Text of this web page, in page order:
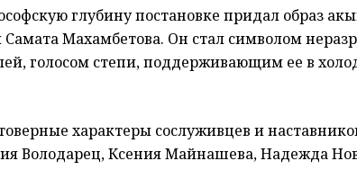
глубину постановке придал образ
Махамбетова. Он стал символом
голосом степи, поддерживающим ее в
характеры сослуживцев и
Володарец, Ксения Майнашева, Надежда